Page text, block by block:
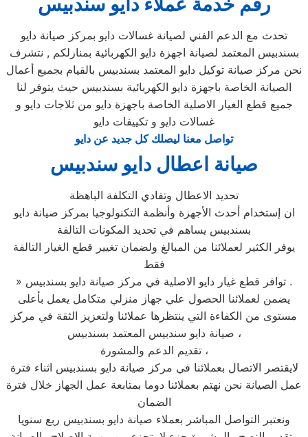
تحدث مع الدعم الفني لصيانة غسالات دايو بمركز صيانة دايو
بسندبيس المعتمد لصيانة اجهزة دايو الكهربائية بمنازلكم , نتشرف
نحن مركز صيانة توكيل دايو المعتمد بسندبيس بالقيام بجميع أعمال
الصيانة الخاصة باجهزة دايو الكهربائية بسندبيس حيث يتوفر لنا
جميع قطع الغيار الاصلية الخاصة باجهزة دايو من ثلاجات دايو و
غسالات دايو و تكييفات دايو
تواصل معنا ليصلك كل جديد عن دايو
صيانة اعطال دايو سندبيس
تحديد الاعطال وتفادي التكلفة الباهظة
ان إستخدام أحدث الأجهزة وأنظمة التكنولوجيا بمركز صيانة دايو
بسندبيس يساهم في تحديد المكونات التالفة
يوفر الكثير لعملائنا من المبالغ ولضمان تغيير قطع الغيار التالفة
فقط
» توافر قطع غيار دايو الاصلية في مركز صيانة دايو بسندبيس .
يضمن لعملائنا الحصول علي جهاز منزلي متكامل يعمل بأعلى
مستوى من الكفاءة التي ينتظرها عملائنا ولتعزيز الثقة في مركز
صيانة دايو سندبيس المعتمد بسندبيس ،
تقديم الدعم والمشورة ،
لايقتصر الاتصال بعملائنا في مركز صيانة دايو بسندبيس اثناء فترة
عمل الصيانة نحن نهتم بعملائنا دوما بمتابعة عمل الجهاز خلال فترة
الضمان
ونعتبر التواصل المباشر بعملاء صيانة دايو بسندبيس ربع سنويا